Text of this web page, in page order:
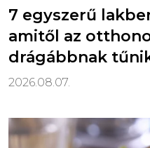
7 egyszerű
amitől az
drágábbnak
2026.08.07.